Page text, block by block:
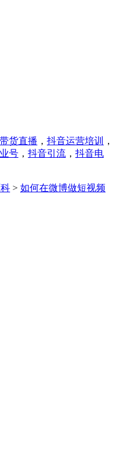
货直播 ， 抖音运营培训
，
号 ， 抖音引流 ， 抖音电
> 如何在微博做短视频